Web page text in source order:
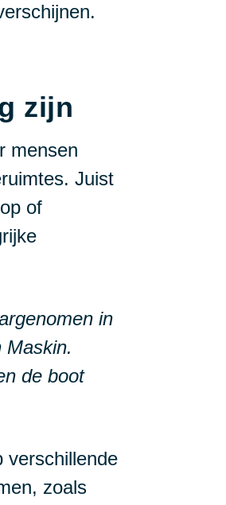
zijn
mensen
Juist
of
in
Maskin.
de boot
verschillende
zoals